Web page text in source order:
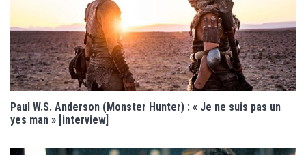
Paul W.S. Anderson (Monster Hunter) : « Je ne suis pas un
yes man » [interview]